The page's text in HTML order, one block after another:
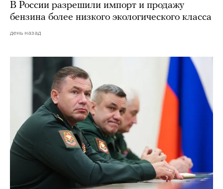
В России разрешили импорт и продажу
бензина более низкого экологического класса
день назад